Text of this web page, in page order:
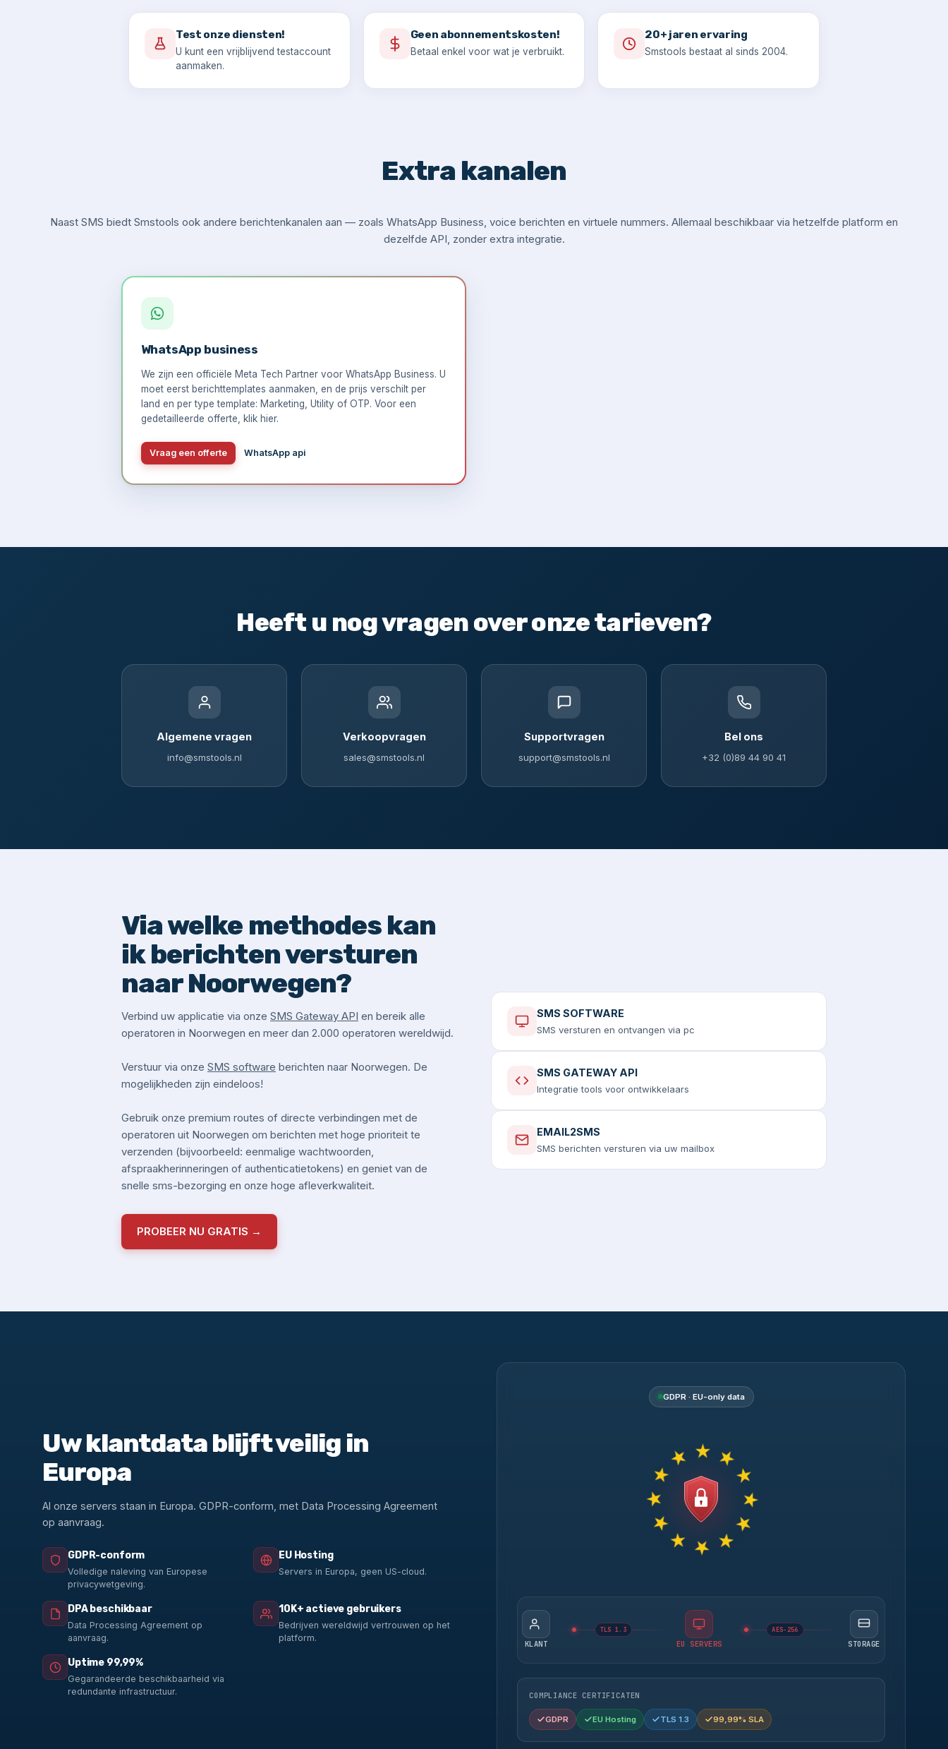
Test onze diensten!
U kunt een vrijblijvend testaccount
aanmaken.
Geen abonnementskosten!
Betaal enkel voor wat je verbruikt.
20+ jaren ervaring
Smstools bestaat al sinds 2004.
Extra kanalen
Naast SMS biedt Smstools ook andere berichtenkanalen aan — zoals WhatsApp Business, voice berichten en virtuele nummers. Allemaal beschikbaar via hetzelfde platform en
dezelfde API, zonder extra integratie.
WhatsApp business
We zijn een officiële Meta Tech Partner voor WhatsApp Business. U
moet eerst berichttemplates aanmaken, en de prijs verschilt per
land en per type template: Marketing, Utility of OTP. Voor een
gedetailleerde offerte, klik hier.
Vraag een offerte WhatsApp api
Heeft u nog vragen over onze tarieven?
Algemene vragen
info@smstools.nl
Verkoopvragen
sales@smstools.nl
Supportvragen
support@smstools.nl
Bel ons
+32 (0)89 44 90 41
Via welke methodes kan
ik berichten versturen
naar Noorwegen?
Verbind uw applicatie via onze SMS Gateway API en bereik alle
operatoren in Noorwegen en meer dan 2.000 operatoren wereldwijd.
Verstuur via onze SMS software berichten naar Noorwegen. De
mogelijkheden zijn eindeloos!
Gebruik onze premium routes of directe verbindingen met de
operatoren uit Noorwegen om berichten met hoge prioriteit te
verzenden (bijvoorbeeld: eenmalige wachtwoorden,
afspraakherinneringen of authenticatietokens) en geniet van de
snelle sms-bezorging en onze hoge afleverkwaliteit.
PROBEER NU GRATIS →
SMS SOFTWARE
SMS versturen en ontvangen via pc
SMS GATEWAY API
Integratie tools voor ontwikkelaars
EMAIL2SMS
SMS berichten versturen via uw mailbox
Uw klantdata blijft veilig in
Europa
Al onze servers staan in Europa. GDPR-conform, met Data Processing Agreement
op aanvraag.
GDPR-conform
Volledige naleving van Europese
privacywetgeving.
EU Hosting
Servers in Europa, geen US-cloud.
DPA beschikbaar
Data Processing Agreement op
aanvraag.
10K+ actieve gebruikers
Bedrijven wereldwijd vertrouwen op het
platform.
Uptime 99,99%
Gegarandeerde beschikbaarheid via
redundante infrastructuur.
GDPR · EU-only data
KLANT
TLS 1.3
EU SERVERS
AES-256
STORAGE
COMPLIANCE CERTIFICATEN
GDPR EU Hosting TLS 1.3 99,99% SLA